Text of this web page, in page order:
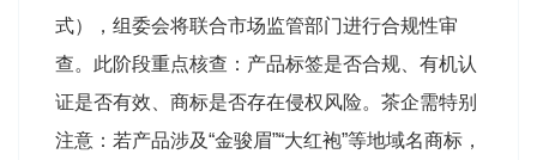
式），组委会将联合市场监管部门进行合规性审
查。此阶段重点核查：产品标签是否合规、有机认
证是否有效、商标是否存在侵权风险。茶企需特别
注意：若产品涉及“金骏眉”“大红袍”等地域名商标，